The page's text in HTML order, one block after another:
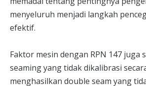
menyeluruh menjadi langkah
efektif.
Faktor mesin dengan RPN 147 juga
seaming yang tidak dikalibrasi
menghasilkan double seam yang